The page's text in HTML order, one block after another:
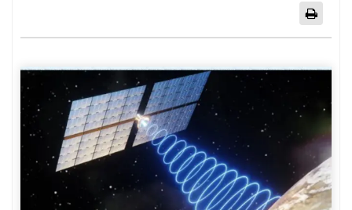
ইউরোপ
উত্তর
আমেরিকা
দক্ষিণ
আমেরিকা
ওশেনিয়া
এন্টারটিকা